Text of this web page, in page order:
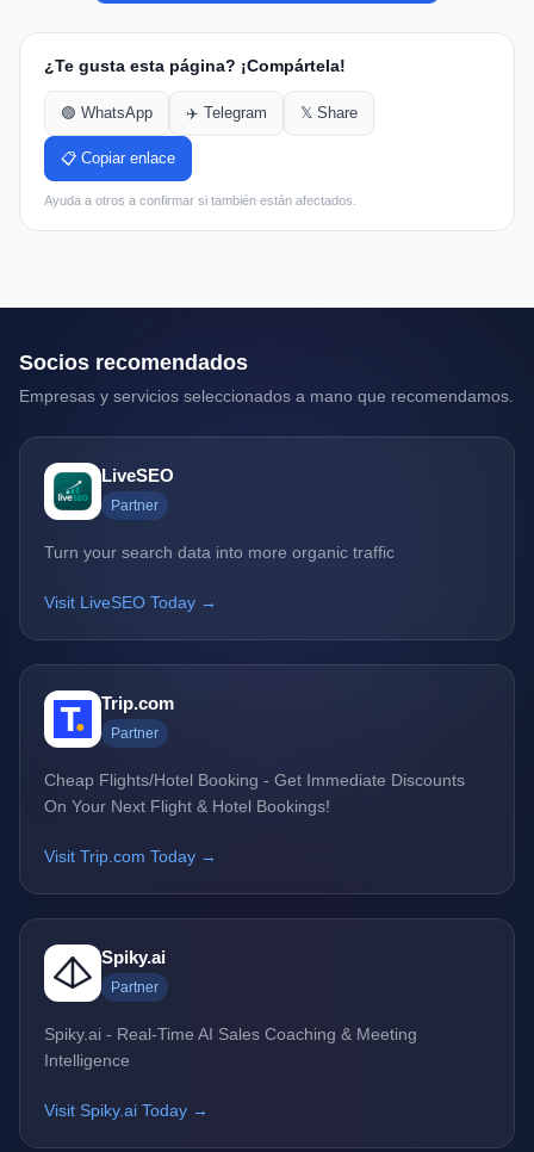
¿Te gusta esta página? ¡Compártela!
🟢 WhatsApp ✈️ Telegram 𝕏 Share
📋 Copiar enlace
Ayuda a otros a confirmar si también están afectados.
Socios recomendados
Empresas y servicios seleccionados a mano que recomendamos.
LiveSEO
Partner
Turn your search data into more organic traffic
Visit LiveSEO Today →
Trip.com
Partner
Cheap Flights/Hotel Booking - Get Immediate Discounts
On Your Next Flight & Hotel Bookings!
Visit Trip.com Today →
Spiky.ai
Partner
Spiky.ai - Real-Time AI Sales Coaching & Meeting
Intelligence
Visit Spiky.ai Today →